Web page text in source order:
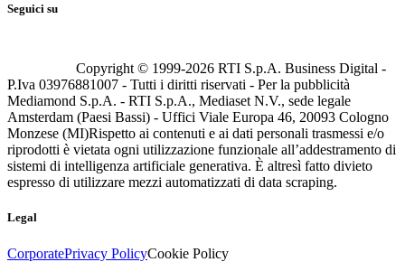
Seguici su
Copyright © 1999-2026 RTI S.p.A. Business Digital -
P.Iva 03976881007 - Tutti i diritti riservati - Per la pubblicità
Mediamond S.p.A. - RTI S.p.A., Mediaset N.V., sede legale
Amsterdam (Paesi Bassi) - Uffici Viale Europa 46, 20093 Cologno
Monzese (MI)Rispetto ai contenuti e ai dati personali trasmessi e/o
riprodotti è vietata ogni utilizzazione funzionale all’addestramento di
sistemi di intelligenza artificiale generativa. È altresì fatto divieto
espresso di utilizzare mezzi automatizzati di data scraping.
Legal
CorporatePrivacy PolicyCookie Policy